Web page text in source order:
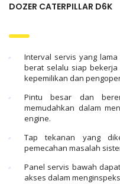
DOZER CATERPILLAR D6K
Interval servis yang
berat selalu siap
kepemilikan dan
Pintu besar dan
memudahkan dalam
engine.
Tap tekanan yang
pemecahan masalah
Panel servis bawah
akses dalam